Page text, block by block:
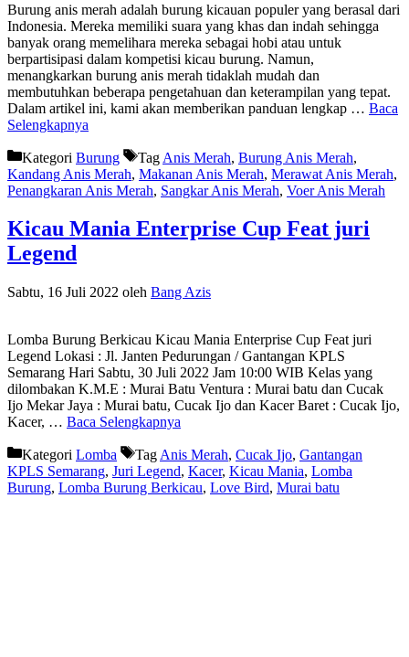
Burung anis merah adalah burung kicauan populer yang berasal dari
Indonesia. Mereka memiliki suara yang khas dan indah sehingga
banyak orang memelihara mereka sebagai hobi atau untuk
berpartisipasi dalam kompetisi kicau burung. Namun,
menangkarkan burung anis merah tidaklah mudah dan
membutuhkan beberapa pengetahuan dan keterampilan yang tepat.
Dalam artikel ini, kami akan memberikan panduan lengkap … Baca
Selengkapnya
Kategori Burung Tag Anis Merah, Burung Anis Merah,
Kandang Anis Merah, Makanan Anis Merah, Merawat Anis Merah,
Penangkaran Anis Merah, Sangkar Anis Merah, Voer Anis Merah
Kicau Mania Enterprise Cup Feat juri
Legend
Sabtu, 16 Juli 2022 oleh Bang Azis
Lomba Burung Berkicau Kicau Mania Enterprise Cup Feat juri
Legend Lokasi : Jl. Janten Pedurungan / Gantangan KPLS
Semarang Hari Sabtu, 30 Juli 2022 Jam 10:00 WIB Kelas yang
dilombakan K.M.E : Murai Batu Ventura : Murai batu dan Cucak
Ijo Mekar Jaya : Murai batu, Cucak Ijo dan Kacer Baret : Cucak Ijo,
Kacer, … Baca Selengkapnya
Kategori Lomba Tag Anis Merah, Cucak Ijo, Gantangan
KPLS Semarang, Juri Legend, Kacer, Kicau Mania, Lomba
Burung, Lomba Burung Berkicau, Love Bird, Murai batu